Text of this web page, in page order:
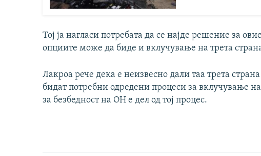
Тој ја нагласи потребата да се најде решение за
опциите може да биде и вклучување на трета
Лакроа рече дека е неизвесно дали таа трета
бидат потребни одредени процеси за вклучување
за безбедност на ОН е дел од тој процес.